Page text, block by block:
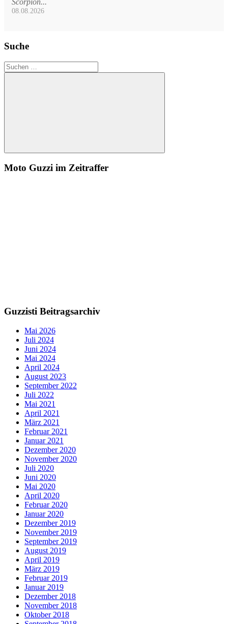
Scorpion...
08.08.2026
Suche
Suchen
nach:
Suchen
Moto Guzzi im Zeitraffer
Guzzisti Beitragsarchiv
Mai 2026
Juli 2024
Juni 2024
Mai 2024
April 2024
August 2023
September 2022
Juli 2022
Mai 2021
April 2021
März 2021
Februar 2021
Januar 2021
Dezember 2020
November 2020
Juli 2020
Juni 2020
Mai 2020
April 2020
Februar 2020
Januar 2020
Dezember 2019
November 2019
September 2019
August 2019
April 2019
März 2019
Februar 2019
Januar 2019
Dezember 2018
November 2018
Oktober 2018